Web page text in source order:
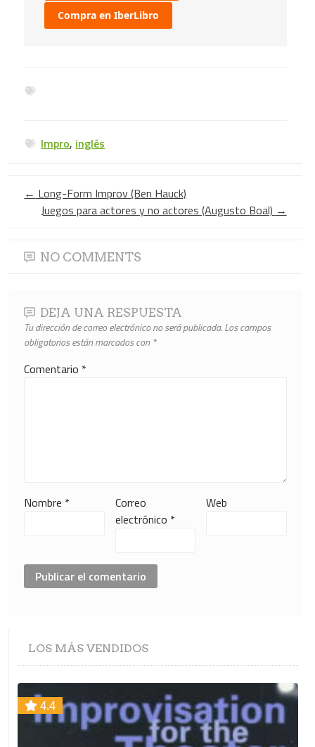
Compra en IberLibro
Impro, inglés
← Long-Form Improv (Ben Hauck)
Juegos para actores y no actores (Augusto Boal) →
NO COMMENTS
DEJA UNA RESPUESTA
Tu dirección de correo electrónico no será publicada.Los campos
obligatorios están marcados con *
Comentario *
Nombre *
Correo
electrónico *
Web
LOS MÁS VENDIDOS
4.4